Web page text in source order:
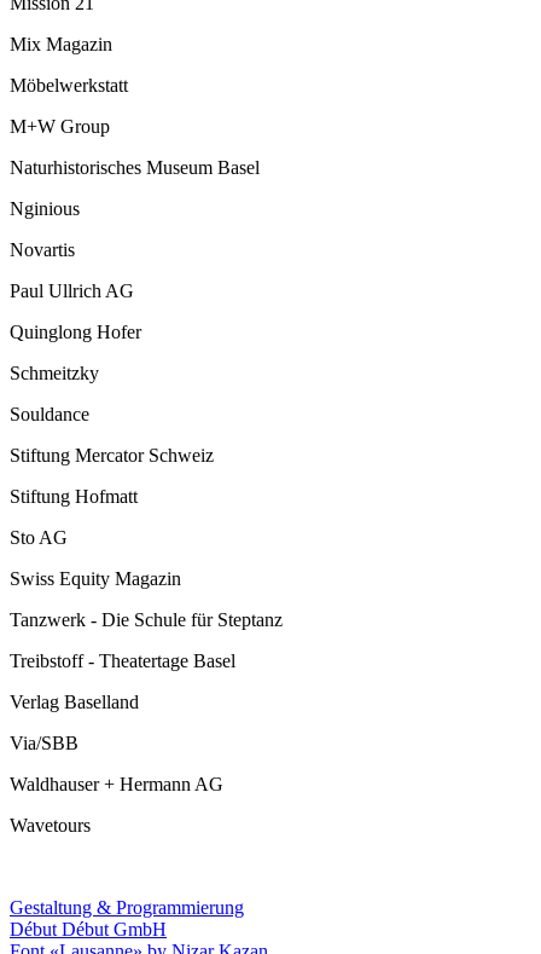
Mix Magazin
Möbelwerkstatt
M+W Group
Naturhistorisches Museum Basel
Nginious
Novartis
Paul Ullrich AG
Quinglong Hofer
Schmeitzky
Souldance
Stiftung Mercator Schweiz
Stiftung Hofmatt
Sto AG
Swiss Equity Magazin
Tanzwerk - Die Schule für Steptanz
Treibstoff - Theatertage Basel
Verlag Baselland
Via/SBB
Waldhauser + Hermann AG
Wavetours
Gestaltung & Programmierung
Début Début GmbH